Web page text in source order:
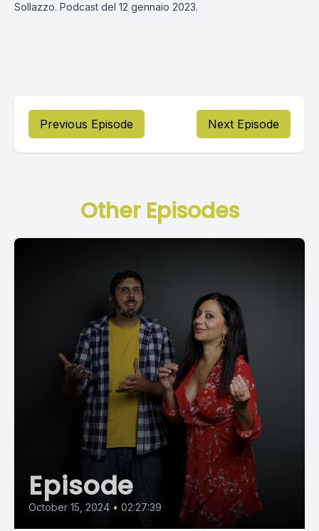
Sollazzo. Podcast del 12 gennaio 2023.
Previous Episode Next Episode
Other Episodes
Episode
October 15, 2024 • 02:27:39